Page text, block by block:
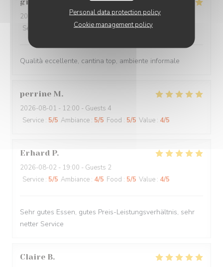
Personal data protection policy
Cookie management policy
2026-08-03
- 19:45 - Guests 4
Service
Ambiance:5/5 Food:5/5 Value
Qualità eccellente, cantina top, ambiente informale
perrine M
2026-08-01 - 12:00 - Guests 4
Service : 5/5 Ambiance : 5/5 Food : 5/5 Value : 4/5
Erhard P
2026-08-02 - 19:00 - Guests 2
Service : 5/5 Ambiance : 4/5 Food : 5/5 Value : 4/5
Sehr gutes Essen, gutes Preis-Leistungsverhältnis, sehr
netter Service
Claire B